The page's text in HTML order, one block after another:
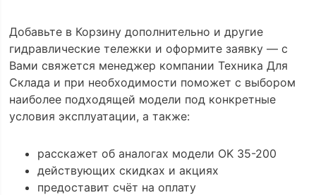
Добавьте в Корзину дополнительно и другие
гидравлические тележки и оформите заявку — с
Вами свяжется менеджер компании Техника Для
Склада и при необходимости поможет с выбором
наиболее подходящей модели под конкретные
условия эксплуатации, а также:
расскажет об аналогах модели OK 35-200
действующих скидках и акциях
предоставит счёт на оплату